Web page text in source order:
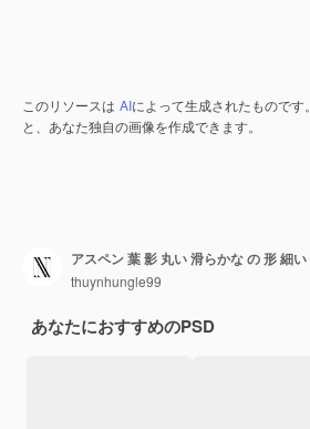
このリソースは AIによって生成されたものです。
と、あなた独自の画像を作成できます。
thuynhungle99
あなたにおすすめのPSD